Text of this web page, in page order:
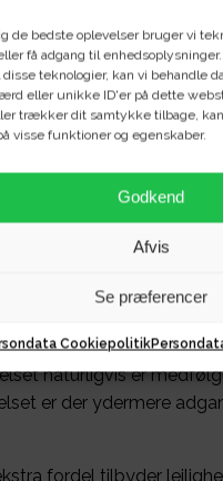
de bedste oplevelser bruger vi
få adgang til
teknologier, kan vi behandle
eller unikke ID'er på dette
trækker dit samtykke tilbage,
visse funktioner og egenskaber.
Godkend
Afvis
Se præferencer
Cookiepolitik
udlejer netop nu denne
der byder på alt
interiør, der prydes af
samt et komplet
er dette hjem designet
Svanekøkken - mens
naturligvis er
er der ydermere
fordel tilbyder